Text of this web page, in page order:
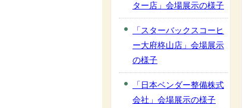
ター店」会場展示の様子
「スターバックスコーヒ
ー大府柊山店」会場展示
の様子
「日本ベンダー整備株式
会社」会場展示の様子